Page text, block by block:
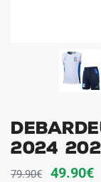
2024
79.90€
Le
49.90€Le